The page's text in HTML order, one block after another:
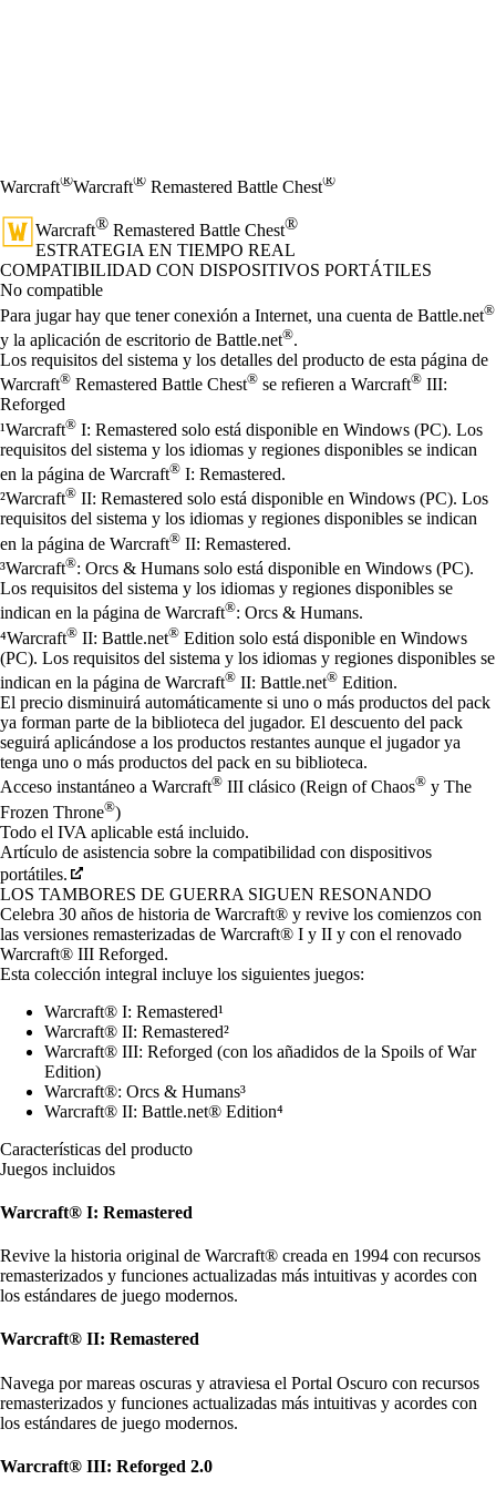
Warcraft®Warcraft® Remastered Battle Chest®
Warcraft® Remastered Battle Chest®
ESTRATEGIA EN TIEMPO REAL
Precio
Available actions
COMPATIBILIDAD CON DISPOSITIVOS PORTÁTILES
No compatible
Para jugar hay que tener conexión a Internet, una cuenta de Battle.net®
y la aplicación de escritorio de Battle.net®.
Los requisitos del sistema y los detalles del producto de esta página de
Warcraft® Remastered Battle Chest® se refieren a Warcraft® III:
Reforged
¹Warcraft® I: Remastered solo está disponible en Windows (PC). Los
requisitos del sistema y los idiomas y regiones disponibles se indican
en la página de Warcraft® I: Remastered.
²Warcraft® II: Remastered solo está disponible en Windows (PC). Los
requisitos del sistema y los idiomas y regiones disponibles se indican
en la página de Warcraft® II: Remastered.
³Warcraft®: Orcs & Humans solo está disponible en Windows (PC).
Los requisitos del sistema y los idiomas y regiones disponibles se
indican en la página de Warcraft®: Orcs & Humans.
⁴Warcraft® II: Battle.net® Edition solo está disponible en Windows
(PC). Los requisitos del sistema y los idiomas y regiones disponibles se
indican en la página de Warcraft® II: Battle.net® Edition.
El precio disminuirá automáticamente si uno o más productos del pack
ya forman parte de la biblioteca del jugador. El descuento del pack
seguirá aplicándose a los productos restantes aunque el jugador ya
tenga uno o más productos del pack en su biblioteca.
Acceso instantáneo a Warcraft® III clásico (Reign of Chaos® y The
Frozen Throne®)
Todo el IVA aplicable está incluido.
Artículo de asistencia sobre la compatibilidad con dispositivos
portátiles.
LOS TAMBORES DE GUERRA SIGUEN RESONANDO
Celebra 30 años de historia de Warcraft® y revive los comienzos con
las versiones remasterizadas de Warcraft® I y II y con el renovado
Warcraft® III Reforged.
Esta colección integral incluye los siguientes juegos:
Warcraft® I: Remastered¹
Warcraft® II: Remastered²
Warcraft® III: Reforged (con los añadidos de la Spoils of War
Edition)
Warcraft®: Orcs & Humans³
Warcraft® II: Battle.net® Edition⁴
Características del producto
Juegos incluidos
Warcraft® I: Remastered
Revive la historia original de Warcraft® creada en 1994 con recursos
remasterizados y funciones actualizadas más intuitivas y acordes con
los estándares de juego modernos.
Warcraft® II: Remastered
Navega por mareas oscuras y atraviesa el Portal Oscuro con recursos
remasterizados y funciones actualizadas más intuitivas y acordes con
los estándares de juego modernos.
Warcraft® III: Reforged 2.0